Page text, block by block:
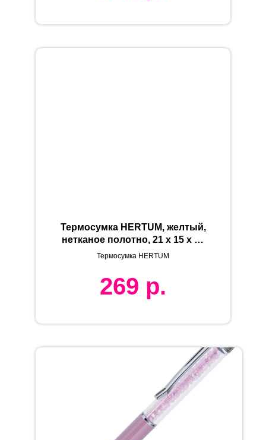
Термосумка HERTUM, желтый,
нетканое полотно, 21 x 15 x 15
см
Термосумка HERTUM
269 р.